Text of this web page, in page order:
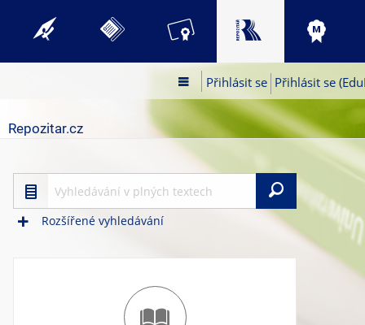
Přihlásit se Přihlásit se
Repozitar.cz
Rozšířené vyhledávání